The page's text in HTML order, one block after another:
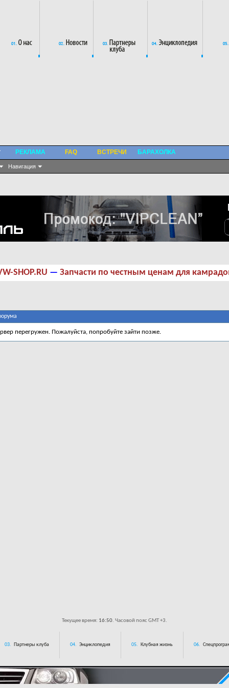
Навигация
РЕКЛАМА FAQ ВСТРЕЧИ БАРАХОЛКА
SHOP.RU — Запчасти по честным ценам для
перегружен. Пожалуйста, попробуйте зайти позже.
Текущее время: 16:50. Часовой пояс GMT +3.
03. Партнеры клуба 04. Энциклопедия 05. Клубная жизнь 06.